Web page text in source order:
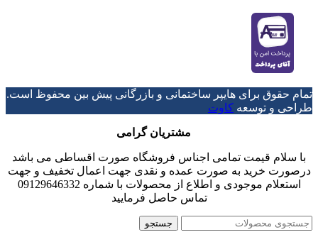
تمام حقوق برای هایپر ساختمانی و بازرگانی پیش بین محفوظ است.
طراحی و توسعه کاوت
مشتریان گرامی
با سلام قیمت تمامی اجناس فروشگاه صورت اقساطی می باشد
درصورت خرید به صورت عمده و نقدی جهت اعمال تخفیف و جهت
استعلام موجودی و اطلاع از محصولات با شماره 09129646332
تماس حاصل فرمایید
جستجو